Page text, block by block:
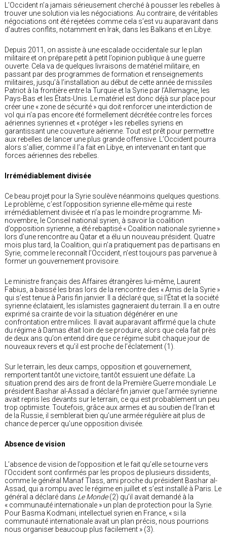
L’Occident n’a jamais sérieusement cherché à pousser les rebelles à
trouver une solution via les négociations. Au contraire, de véritables
négociations ont été rejetées comme cela s’est vu auparavant dans
d’autres conflits, notamment en Irak, dans les Balkans et en Libye.
Depuis 2011, on assiste à une escalade occidentale sur le plan
militaire et on prépare petit à petit l’opinion publique à une guerre
ouverte. Cela va de quelques livraisons de matériel militaire, en
passant par des programmes de formation et renseignements
militaires, jusqu’à l’installation au début de cette année de missiles
Patriot à la frontière entre la Turquie et la Syrie par l’Allemagne, les
Pays-Bas et les États-Unis. Le matériel est donc déjà sur place pour
créer une « zone de sécurité » qui doit renforcer une interdiction de
vol qui n’a pas encore été formellement décrétée contre les forces
aériennes syriennes et « protéger » les rebelles syriens en
garantissant une couverture aérienne. Tout est prêt pour permettre
aux rebelles de lancer une plus grande offensive. L’Occident pourra
alors s’allier, comme il l’a fait en Libye, en intervenant en tant que
forces aériennes des rebelles.
Irrémédiablement divisée
Ce beau projet pour la Syrie soulève néanmoins quelques questions.
Le problème, c’est l’opposition syrienne elle-même qui reste
irrémédiablement divisée et n’a pas le moindre programme. Mi-
novembre, le Conseil national syrien, à savoir la coalition
d’opposition syrienne, a été rebaptisé « Coalition nationale syrienne »
lors d’une rencontre au Qatar et a élu un nouveau président. Quatre
mois plus tard, la Coalition, qui n’a pratiquement pas de partisans en
Syrie, comme le reconnaît l’Occident, n’est toujours pas parvenue à
former un gouvernement provisoire.
Le ministre français des Affaires étrangères lui-même, Laurent
Fabius, a baissé les bras lors de la rencontre des « Amis de la Syrie »
qui s’est tenue à Paris fin janvier. Il a déclaré que, si l’État et la société
syrienne éclataient, les islamistes gagneraient du terrain. Il a en outre
exprimé sa crainte de voir la situation dégénérer en une
confrontation entre milices. Il avait auparavant affirmé que la chute
du régime à Damas était loin de se produire, alors que cela fait près
de deux ans qu’on entend dire que ce régime subit chaque jour de
nouveaux revers et qu’il est proche de l’éclatement (1).
Sur le terrain, les deux camps, opposition et gouvernement,
remportent tantôt une victoire, tantôt essuient une défaite. La
situation prend des airs de front de la Première Guerre mondiale. Le
président Bashar al-Assad a déclaré fin janvier que l’armée syrienne
avait repris les devants sur le terrain, ce qui est probablement un peu
trop optimiste. Toutefois, grâce aux armes et au soutien de l’Iran et
de la Russie, il semblerait bien qu’une armée régulière ait plus de
chance de percer qu’une opposition divisée.
Absence de vision
L’absence de vision de l’opposition et le fait qu’elle se tourne vers
l’Occident sont confirmés par les propos de plusieurs dissidents,
comme le général Manaf Tlass, ami proche du président Bashar al-
Assad, qui a rompu avec le régime en juillet et s’est installé à Paris. Le
général a déclaré dans Le Monde(2) qu’il avait demandé à la
« communauté internationale » un plan de protection pour la Syrie.
Pour Basma Kodmani, intellectuel syrien en France, « si la
communauté internationale avait un plan précis, nous pourrions
nous organiser beaucoup plus facilement » (3).